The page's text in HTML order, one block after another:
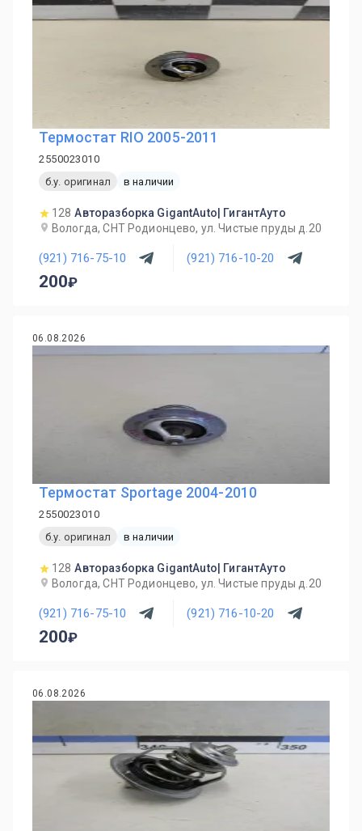
Термостат RIO 2005-2011
2550023010
б.у. оригинал
в наличии
128 Авторазборка GigantAuto| ГигантАуто
Вологда, СНТ Родионцево, ул. Чистые пруды д.20
(921) 716-75-10 (921) 716-10-20
200
06.08.2026
Термостат Sportage 2004-2010
2550023010
б.у. оригинал
в наличии
128 Авторазборка GigantAuto| ГигантАуто
Вологда, СНТ Родионцево, ул. Чистые пруды д.20
(921) 716-75-10 (921) 716-10-20
200
06.08.2026